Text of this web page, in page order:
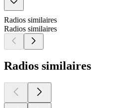
Radios similaires
Radios similaires
Radios similaires